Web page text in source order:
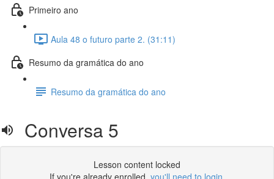
Primeiro ano
Aula 48 o futuro parte 2. (31:11)
Resumo da gramática do ano
Resumo da gramática do ano
Conversa 5
Lesson content locked
If you're already enrolled, you'll need to login